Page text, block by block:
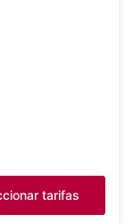
tarifas